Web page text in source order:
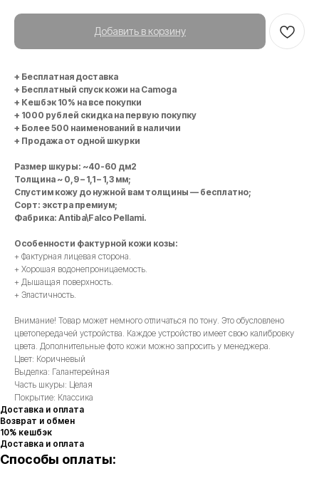
Добавить в корзину
+ Бесплатная доставка
+ Бесплатный спуск кожи на Camoga
+ Кешбэк 10% на все покупки
+ 1000 рублей скидка на первую покупку
+ Более 500 наименований в наличии
+ Продажа от одной шкурки
Размер шкуры: ~40-60 дм2
Толщина ~ 0,9 – 1,1 – 1,3 мм;
Спустим кожу до нужной вам толщины — бесплатно;
Сорт: экстра премиум;
Фабрика: Antiba\Falco Pellami.
Особенности фактурной кожи козы:
+ Фактурная лицевая сторона.
+ Хорошая водонепроницаемость.
+ Дышащая поверхность.
+ Эластичность.
Внимание! Товар может немного отличаться по тону. Это обусловлено
цветопередачей устройства. Каждое устройство имеет свою калибровку
цвета. Дополнительные фото кожи можно запросить у менеджера.
Цвет: Коричневый
Выделка: Галантерейная
Часть шкуры: Целая
Покрытие: Классика
Доставка и оплата
Возврат и обмен
10% кешбэк
Доставка и оплата
Способы оплаты: